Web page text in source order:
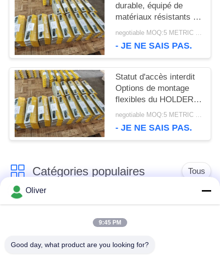
POLITIQUE
EN
MATIÈRE
DE
PROTECTION
DE
LA
PRIVÉE
durable, équipé de
matériaux résistants à
la corrosion
de vie prolongée dans
travail difficiles
negotiable MOQ:5 METRIC TONS
- JE NE SAIS PAS.
Statut d'accès interdit
Options de montage
flexibles du HOLDER
SET conçues pour
configurations
negotiable MOQ:5 METRIC TONS
- JE NE SAIS PAS.
Catégories populaires Tous
Barre ronde solide en
Barre 7075 ronde en
aluminium
Barre 2024 ronde en
l'aluminium a expulsé
Oliver
9:45 PM
Good day, what product are you looking for?